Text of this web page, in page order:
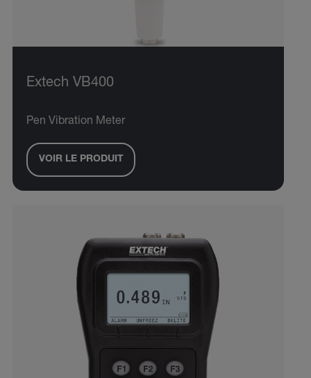
Extech VB400
Pen Vibration Meter
VOIR LE PRODUIT